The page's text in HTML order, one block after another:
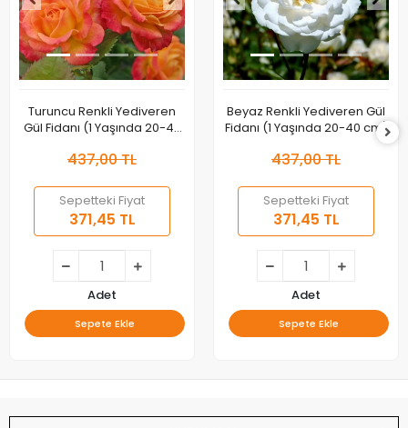
Turuncu Renkli Yediveren
Gül Fidanı (1 Yaşında 20-40
437,00 TL
Sepetteki Fiyat
371,45 TL
Adet
Sepete Ekle
Beyaz Renkli Yediveren Gül
Fidanı (1 Yaşında 20-40 cm)
437,00 TL
Sepetteki Fiyat
371,45 TL
Adet
Sepete Ekle